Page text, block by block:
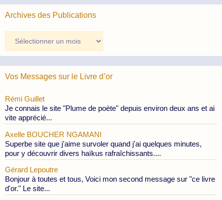
Archives des Publications
des
Publications
Vos Messages sur le Livre d’or
Rémi Guillet
Je connais le site "Plume de poète" depuis environ deux ans et ai
vite apprécié...
Axelle BOUCHER NGAMANI
Superbe site que j'aime survoler quand j'ai quelques minutes,
pour y découvrir divers haïkus rafraîchissants....
Gérard Lepoutre
Bonjour à toutes et tous, Voici mon second message sur "ce livre
d'or." Le site...